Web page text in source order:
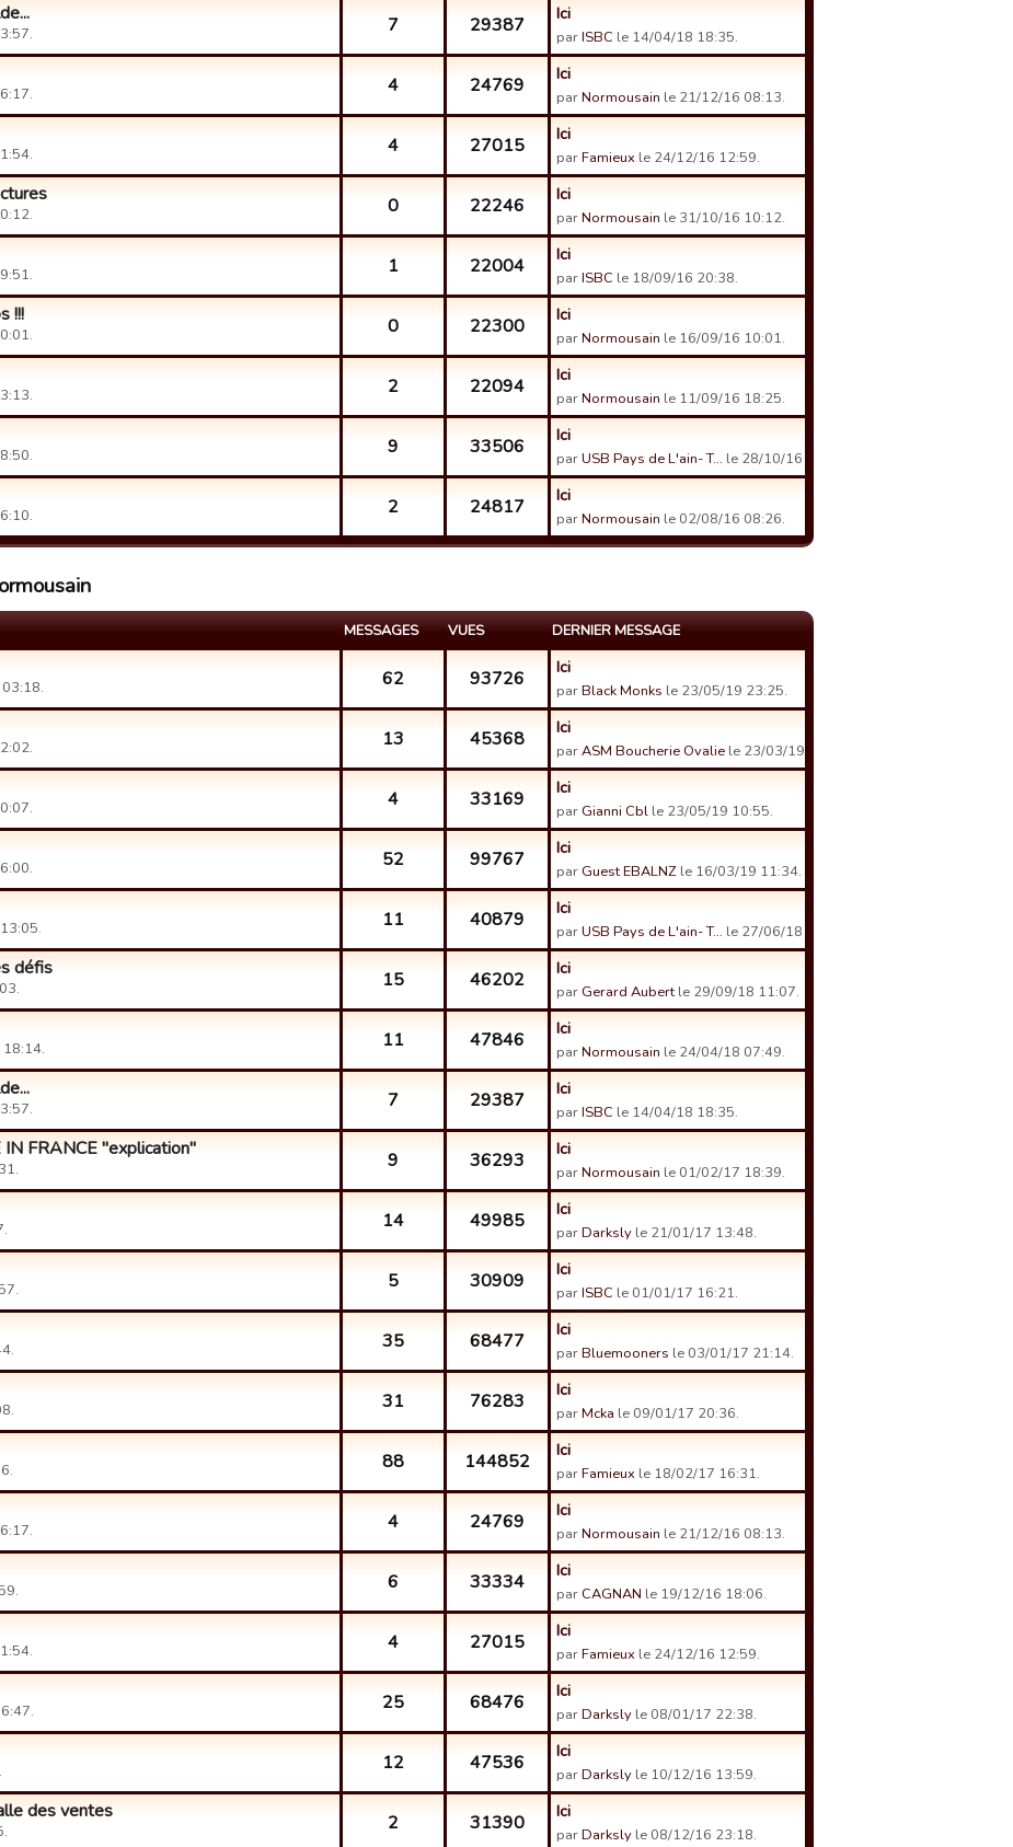
7 29387 Ici
parISBC le 14/04/18 18:35.
4 24769 Ici
parNormousain le 21/12/16 08:13.
4 27015 Ici
parFamieux le 24/12/16 12:59.
0 22246 Ici
parNormousain le 31/10/16 10:12.
1 22004 Ici
parISBC le 18/09/16 20:38.
!!! 0 22300 Ici
parNormousain le 16/09/16 10:01.
2 22094 Ici
parNormousain le 11/09/16 18:25.
9 33506 Ici
parUSB Pays de L'ain- T… le 28/10/16 22:41.
2 24817 Ici
parNormousain le 02/08/16 08:26.
MESSAGES VUES DERNIER MESSAGE
62 93726 Ici
parBlack Monks le 23/05/19 23:25.
13 45368 Ici
parASM Boucherie Ovalie le 23/03/19 18:34.
4 33169 Ici
par Gianni Cbl le 23/05/19 10:55.
52 99767 Ici
par Guest EBALNZ le 16/03/19 11:34.
11 40879 Ici
parUSB Pays de L'ain- T… le 27/06/18 19:08.
défis 15 46202 Ici
par Gerard Aubertle 29/09/18 11:07.
11 47846 Ici
parNormousain le 24/04/18 07:49.
7 29387 Ici
parISBC le 14/04/18 18:35.
FRANCE "explication" 9 36293 Ici
parNormousain le 01/02/17 18:39.
14 49985 Ici
parDarksly le 21/01/17 13:48.
5 30909 Ici
parISBC le 01/01/17 16:21.
35 68477 Ici
parBluemooners le 03/01/17 21:14.
31 76283 Ici
parMcka le 09/01/17 20:36.
88 144852 Ici
parFamieux le 18/02/17 16:31.
4 24769 Ici
parNormousain le 21/12/16 08:13.
6 33334 Ici
par CAGNAN le 19/12/16 18:06.
4 27015 Ici
parFamieux le 24/12/16 12:59.
25 68476 Ici
parDarksly le 08/01/17 22:38.
12 47536 Ici
parDarksly le 10/12/16 13:59.
des ventes 2 31390 Ici
parDarksly le 08/12/16 23:18.